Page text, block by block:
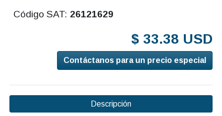
Código SAT: 26121629
$ 33.38 USD
Contáctanos para un precio especial
Descripción